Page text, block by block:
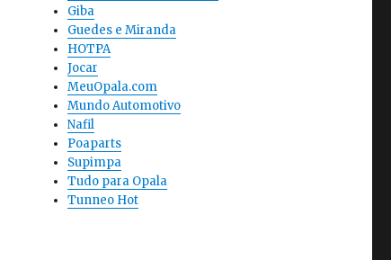
Giba
Guedes e Miranda
HOTPA
Jocar
MeuOpala.com
Mundo Automotivo
Nafil
Poaparts
Supimpa
Tudo para Opala
Tunneo Hot